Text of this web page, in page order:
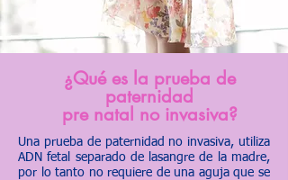
¿Qué es la prueba de
paternidad
pre natal no invasiva?
Una prueba de paternidad no invasiva, utiliza
ADN fetal separado de lasangre de la madre,
por lo tanto no requiere de una aguja que se